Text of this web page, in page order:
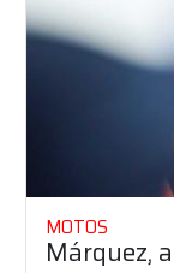
MOTOS
Márquez,